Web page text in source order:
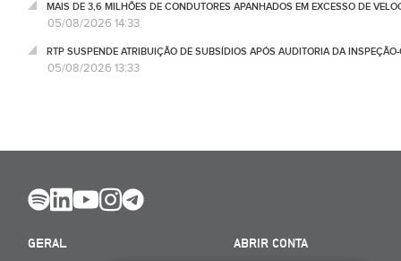
MAIS DE 3,6 MILHÕES DE CONDUTORES APANHADOS EM EXCESSO DE
05/08/2026 14:33
RTP SUSPENDE ATRIBUIÇÃO DE SUBSÍDIOS APÓS AUDITORIA DA
05/08/2026 13:33
GERAL
ABRIR CONTA